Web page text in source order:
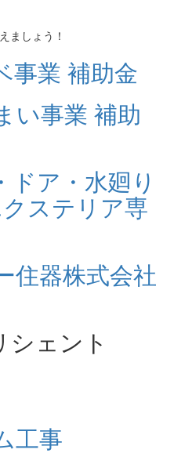
ましょう！
ェント